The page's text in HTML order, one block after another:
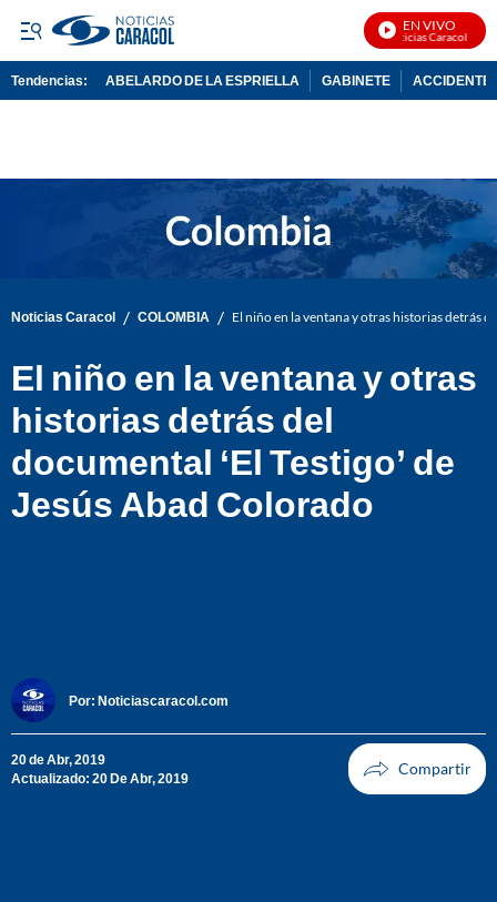
EN VIVO
Noticias Caracol En
Tendencias: ABELARDO DE LA ESPRIELLA GABINETE ACCIDENTE
Noticias Caracol / COLOMBIA / El niño en la ventana y otras historias detrás
El niño en la ventana y otras
historias detrás del
documental ‘El Testigo’ de
Jesús Abad Colorado
Por: Noticiascaracol.com
20 de Abr, 2019
Actualizado: 20 De Abr, 2019